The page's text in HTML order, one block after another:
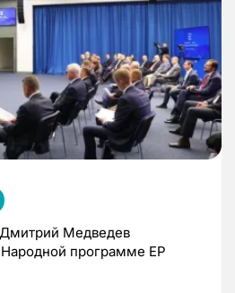
Медведев
Народной программе ЕР